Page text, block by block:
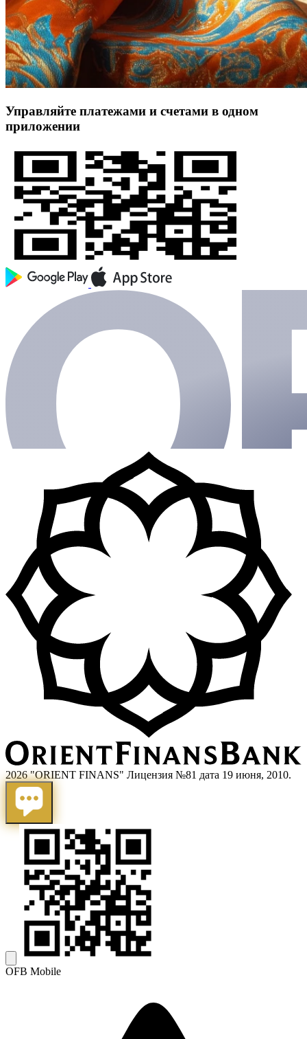
Управляйте платежами и счетами в одном
приложении
2026 "ORIENT FINANS" Лицензия №81 дата 19 июня, 2010.
OFB Mobile